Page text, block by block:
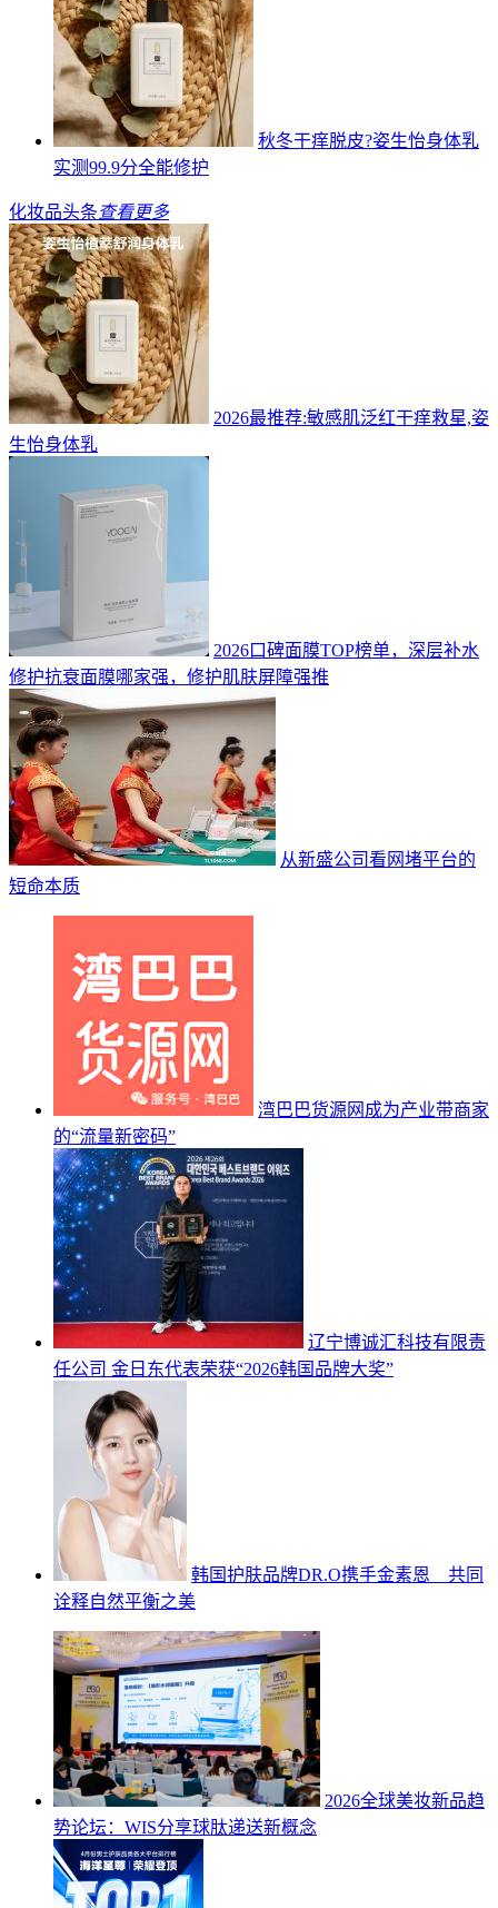
秋冬干痒脱皮?姿生怡身体乳
实测99.9分全能修护
化妆品头条查看更多
2026最推荐:敏感肌泛红干痒救星,姿
生怡身体乳
2026口碑面膜TOP榜单，深层补水
修护抗衰面膜哪家强，修护肌肤屏障强推
从新盛公司看网堵平台的
短命本质
湾巴巴货源网成为产业带商家
的“流量新密码”
辽宁博诚汇科技有限责
任公司 金日东代表荣获“2026韩国品牌大奖”
韩国护肤品牌DR.O携手金素恩 共同
诠释自然平衡之美
2026全球美妆新品趋
势论坛：WIS分享球肽递送新概念